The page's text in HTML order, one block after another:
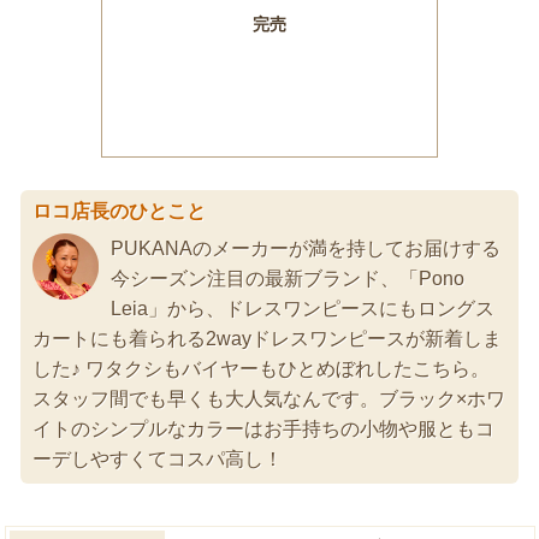
ロコ店長のひとこと
PUKANAのメーカーが満を持してお届けする
今シーズン注目の最新ブランド、「Pono
Leia」から、ドレスワンピースにもロングス
カートにも着られる2wayドレスワンピースが新着しま
した♪ ワタクシもバイヤーもひとめぼれしたこちら。
スタッフ間でも早くも大人気なんです。ブラック×ホワ
イトのシンプルなカラーはお手持ちの小物や服ともコ
ーデしやすくてコスパ高し！